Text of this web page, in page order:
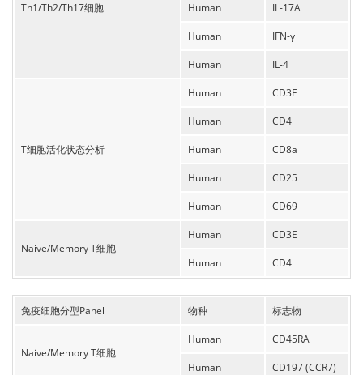
Th1/Th2/Th17细胞 Human IL-17A
Human IFN-γ
Human IL-4
T细胞活化状态分析
Human CD3E
Human CD4
Human CD8a
Human CD25
Human CD69
Naive/Memory T细胞
Human CD3E
Human CD4
免疫细胞分型Panel 物种 标志物
Naive/Memory T细胞
Human CD45RA
Human CD197 (CCR7)